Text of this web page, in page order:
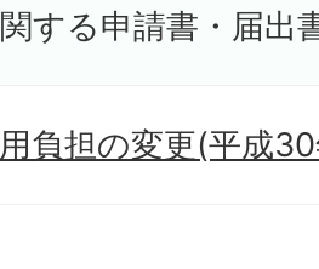
する申請書・届出
負担の変更(平成